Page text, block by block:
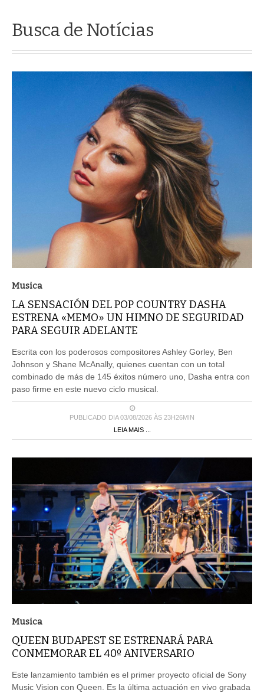
Busca de Notícias
Musica
LA SENSACIÓN DEL POP COUNTRY DASHA
ESTRENA «MEMO» UN HIMNO DE SEGURIDAD
PARA SEGUIR ADELANTE
Escrita con los poderosos compositores Ashley Gorley, Ben
Johnson y Shane McAnally, quienes cuentan con un total
combinado de más de 145 éxitos número uno, Dasha entra con
paso firme en este nuevo ciclo musical.
PUBLICADO DIA 03/08/2026 ÀS 23H26MIN
LEIA MAIS ...
Musica
QUEEN BUDAPEST SE ESTRENARÁ PARA
CONMEMORAR EL 40º ANIVERSARIO
Este lanzamiento también es el primer proyecto oficial de Sony
Music Vision con Queen. Es la última actuación en vivo grabada